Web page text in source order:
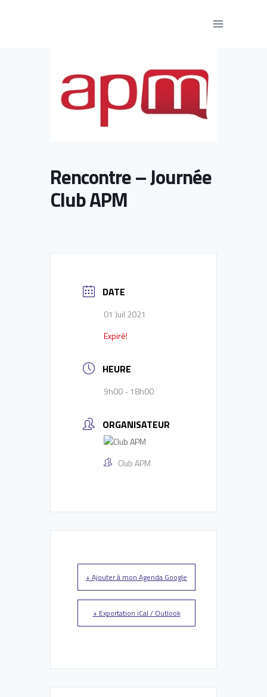
Rencontre – Journée
Club APM
DATE
01 Juil 2021
Expiré!
HEURE
9h00 - 18h00
ORGANISATEUR
Club APM
+ Ajouter à mon Agenda Google
+ Exportation iCal / Outlook